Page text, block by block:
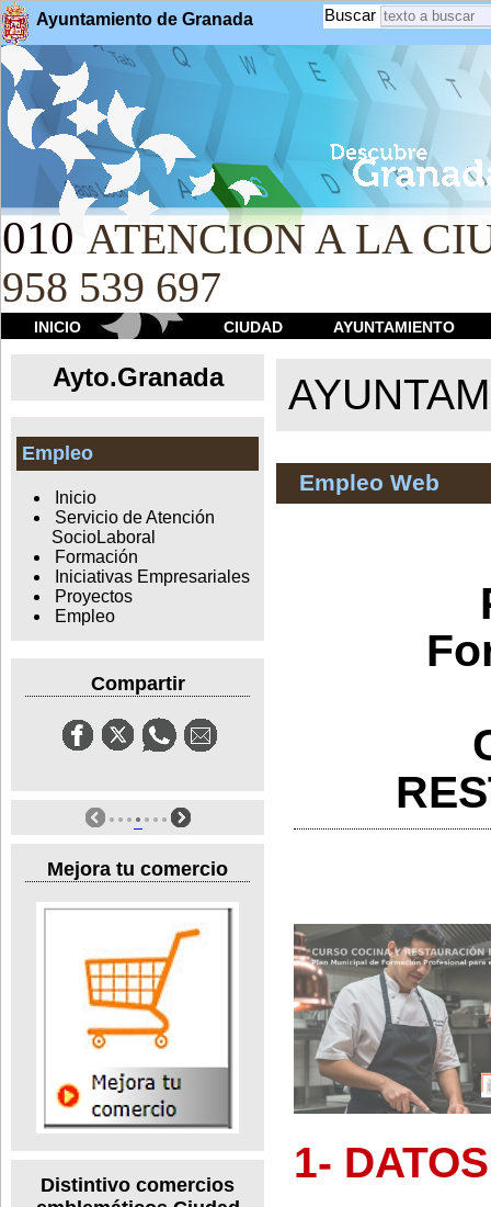
Ayuntamiento de Granada Buscar
010 ATENCION A LA
958 539 697
INICIO CIUDAD AYUNTAMIENTO
Ayto.Granada
Empleo
Inicio
Servicio de Atención
SocioLaboral
Formación
Iniciativas Empresariales
Proyectos
Empleo
Compartir
Mejora tu comercio
Distintivo comercios
Empleo Web
1-